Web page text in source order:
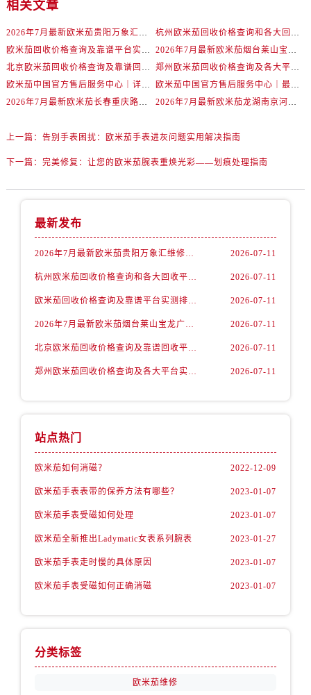
内蒙古自治区阿拉善盟市左旗土尔扈特大街欧米茄售后服务中心（需提前预约）
内蒙古自治区巴彦淖尔市临河区新华街欧米茄售后服务中心（需提前预约）
内蒙古自治区包头市青山区幸福路甲3号王府井百货名表维修欧米茄售后服务中心（需提前预约）
内蒙古自治区乌兰察布市集宁区恩和大街欧米茄售后服务中心（需提前预约）
山西省运城市盐湖区河东街欧米茄售后服务中心（需提前预约）
天津市和平区赤峰道136号天津国际金融中心26层2603室欧米茄售后服务中心（需提前预约）
安徽省淮南市田家庵区国庆中路欧米茄售后服务中心（需提前预约）
相关文章
2026年7月最新欧米茄贵阳万象汇维修保养服务电话
杭州欧米茄回收价格查询和各大回收平台实测排行（2026年7月最新数据）
欧米茄回收价格查询及靠谱平台实测排行(2026年7月最新)
2026年7月最新欧米茄烟台莱山宝龙广场维修保养服务电话
北京欧米茄回收价格查询及靠谱回收平台实测排行（2026年7月最新数据）
郑州欧米茄回收价格查询及各大平台实测排行(2026年7月最新数据)
欧米茄中国官方售后服务中心｜详细地址与售后电话权威信息通知（2026年7月最新）
欧米茄中国官方售后服务中心｜最新维修地址及官方电话权威信息通告（2026年7月最新）
2026年7月最新欧米茄长春重庆路万达广场维修保养服务电话
2026年7月最新欧米茄龙湖南京河西天街维修保养服务电话
上一篇： 告别手表困扰：欧米茄手表进灰问题实用解决指南
下一篇： 完美修复：让您的欧米茄腕表重焕光彩——划痕处理指南
最新发布
2026年7月最新欧米茄贵阳万象汇维修保养服务电话 2026-07-11
杭州欧米茄回收价格查询和各大回收平台实测排行（2026年7月最新数据） 2026-07-11
欧米茄回收价格查询及靠谱平台实测排行(2026年7月最新) 2026-07-11
2026年7月最新欧米茄烟台莱山宝龙广场维修保养服务电话 2026-07-11
北京欧米茄回收价格查询及靠谱回收平台实测排行（2026年7月最新数据） 2026-07-11
郑州欧米茄回收价格查询及各大平台实测排行(2026年7月最新数据) 2026-07-11
站点热门
欧米茄如何消磁？ 2022-12-09
欧米茄手表表带的保养方法有哪些？ 2023-01-07
欧米茄手表受磁如何处理 2023-01-07
欧米茄全新推出Ladymatic女表系列腕表 2023-01-27
欧米茄手表走时慢的具体原因 2023-01-07
欧米茄手表受磁如何正确消磁 2023-01-07
分类标签
欧米茄维修